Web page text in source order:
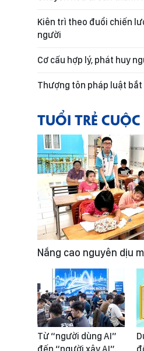
Kiên trì theo đuổi chiến
người
Cơ cấu hợp lý, phát huy
Thượng tôn pháp luật
TUỔI TRẺ CUỘC
Nắng cao nguyên dịu
Từ “người dùng AI”